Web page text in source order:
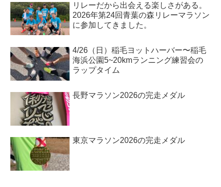
リレーだから出会える楽しさがある。
2026年第24回青葉の森リレーマラソン
に参加してきました。
4/26（日）稲毛ヨットハーバー〜稲毛
海浜公園5~20kmランニング練習会の
ラップタイム
長野マラソン2026の完走メダル
東京マラソン2026の完走メダル